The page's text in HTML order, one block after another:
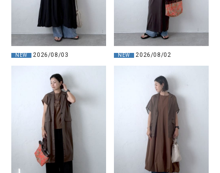
NEW 2026/08/03 NEW 2026/08/02